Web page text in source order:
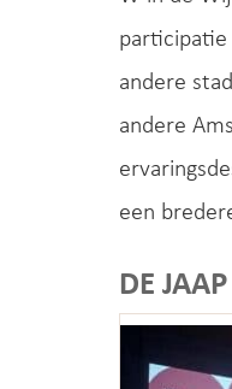
andere
andere
een
DE